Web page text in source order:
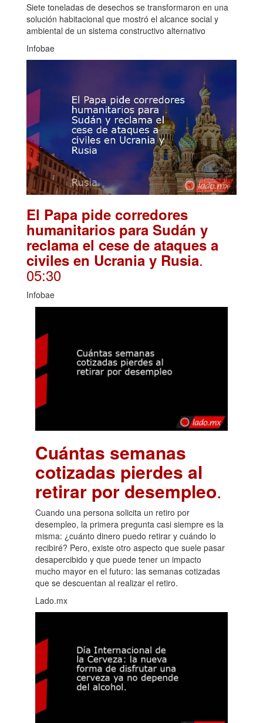
Siete toneladas de desechos se transformaron en una
solución habitacional que mostró el alcance social y
ambiental de un sistema constructivo alternativo
Infobae
El Papa pide corredores
humanitarios para Sudán y
reclama el cese de ataques a
civiles en Ucrania y Rusia.
05:30
Infobae
Cuántas semanas
cotizadas pierdes al
retirar por desempleo.
Cuando una persona solicita un retiro por
desempleo, la primera pregunta casi siempre es la
misma: ¿cuánto dinero puedo retirar y cuándo lo
recibiré? Pero, existe otro aspecto que suele pasar
desapercibido y que puede tener un impacto
mucho mayor en el futuro: las semanas cotizadas
que se descuentan al realizar el retiro.
Lado.mx